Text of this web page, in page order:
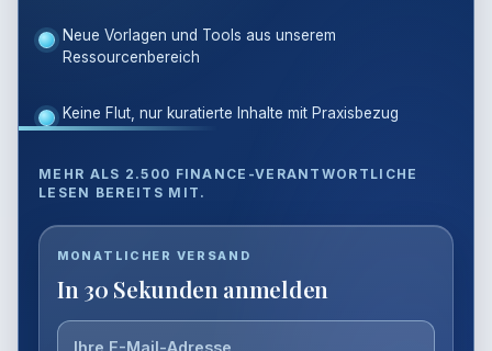
Neue Vorlagen und Tools aus unserem
Ressourcenbereich
Keine Flut, nur kuratierte Inhalte mit Praxisbezug
MEHR ALS 2.500 FINANCE-VERANTWORTLICHE
LESEN BEREITS MIT.
MONATLICHER VERSAND
In 30 Sekunden anmelden
E-
Mail-
Adresse